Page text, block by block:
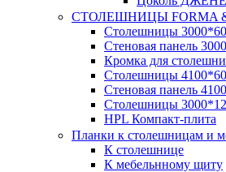
СТОЛЕШНИЦЫ FORMA
Столешницы
Стеновая панель
Кромка для
Столешницы
Стеновая панель
Столешницы
HPL Компакт-плита
Планки к столешницам и
К столешнице
К мебельнному щиту